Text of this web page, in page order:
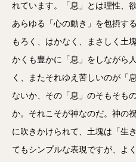
れています。「息」とは理性、
あらゆる「心の動き」を包摂す
もろく、はかなく、まさしく土
かくも豊かに「息」をしながら
く、またそれゆえ苦しいのが「
ないか、その「息」のそもそも
か。それこそが神なのだ。神の
に吹きかけられて、土塊は「生
てもシンプルな表現ですが、よ